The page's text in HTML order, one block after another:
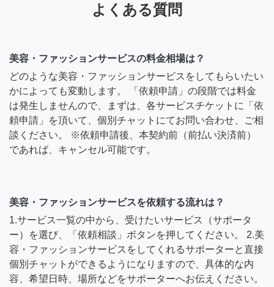
よくある質問
美容・ファッションサービスの料金相場は？
どのような美容・ファッションサービスをしてもらいたい
かによっても変動します。 「依頼申請」の段階では料金
は発生しませんので、まずは、各サービスチケットに「依
頼申請」を頂いて、個別チャットにてお問い合わせ、ご相
談ください。 ※依頼申請後、本契約前（前払い決済前）
であれば、キャンセル可能です。
美容・ファッションサービスを依頼する流れは？
1.サービス一覧の中から、受けたいサービス（サポータ
ー）を選び、「依頼相談」ボタンを押してください。 2.美
容・ファッションサービスをしてくれるサポーターと直接
個別チャットができるようになりますので、具体的な内
容、希望日時、場所などをサポーターへお伝えください。